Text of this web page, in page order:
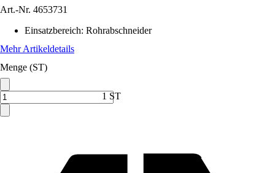
Art.-Nr. 4653731
Einsatzbereich: Rohrabschneider
Mehr Artikeldetails
Menge (ST)
1 ST